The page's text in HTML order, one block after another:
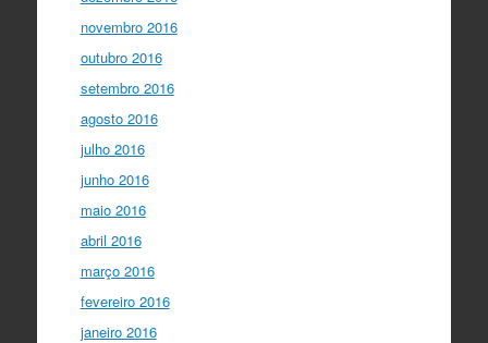
novembro 2016
outubro 2016
setembro 2016
agosto 2016
julho 2016
junho 2016
maio 2016
abril 2016
março 2016
fevereiro 2016
janeiro 2016